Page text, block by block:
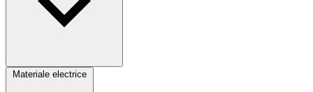
Materiale electrice